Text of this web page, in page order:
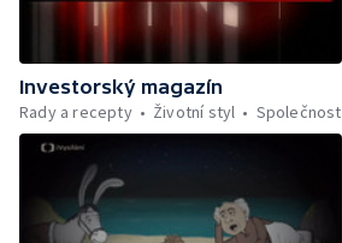
Investorský magazín
Rady a recepty
Životní styl Společnost